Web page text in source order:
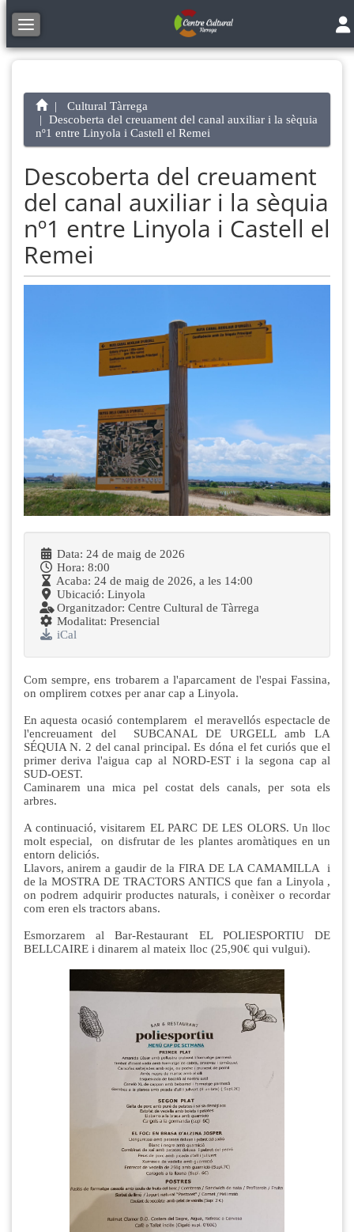
Toggle navigation
Cultural Tàrrega
Descoberta del creuament del canal auxiliar i la sèquia
nº1 entre Linyola i Castell el Remei
Descoberta del creuament
del canal auxiliar i la sèquia
nº1 entre Linyola i Castell el
Remei
Data: 24 de maig de 2026
Hora: 8:00
Acaba: 24 de maig de 2026, a les 14:00
Ubicació: Linyola
Organitzador: Centre Cultural de Tàrrega
Modalitat: Presencial
iCal
Com sempre, ens trobarem a l'aparcament de l'espai Fassina,
on omplirem cotxes per anar cap a Linyola.
En aquesta ocasió contemplarem el meravellós espectacle de
l'encreuament del SUBCANAL DE URGELL amb LA
SÉQUIA N. 2 del canal principal. Es dóna el fet curiós que el
primer deriva l'aigua cap al NORD-EST i la segona cap al
SUD-OEST.
Caminarem una mica pel costat dels canals, per sota els
arbres.
A continuació, visitarem EL PARC DE LES OLORS. Un lloc
molt especial, on disfrutar de les plantes aromàtiques en un
entorn deliciós.
Llavors, anirem a gaudir de la FIRA DE LA CAMAMILLA i
de la MOSTRA DE TRACTORS ANTICS que fan a Linyola ,
on podrem adquirir productes naturals, i conèixer o recordar
com eren els tractors abans.
Esmorzarem al Bar-Restaurant EL POLIESPORTIU DE
BELLCAIRE i dinarem al mateix lloc (25,90€ qui vulgui).